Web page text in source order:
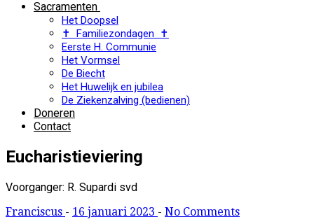
Sacramenten
Het Doopsel
✝ Familiezondagen ✝
Eerste H. Communie
Het Vormsel
De Biecht
Het Huwelijk en jubilea
De Ziekenzalving (bedienen)
Doneren
Contact
Eucharistieviering
Voorganger: R. Supardi svd
Franciscus - 16 januari 2023 - No Comments